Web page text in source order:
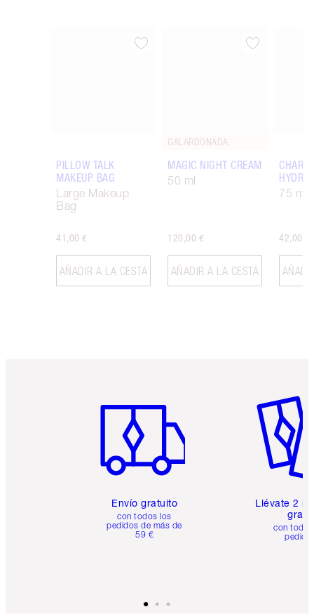
Artículo 1 de 14
PILLOW TALK
MAKEUP BAG
Large Makeup
Bag
41,00 €
AÑADIR A LA CESTA
Artículo 2 de 14
GALARDONADA
MAGIC NIGHT CREAM
50 ml
120,00 €
AÑADIR A LA CESTA
75 ml
42,00 €
Envío gratuito
con todos los
pedidos de más de
59 €
Llévate 2
gratis
con